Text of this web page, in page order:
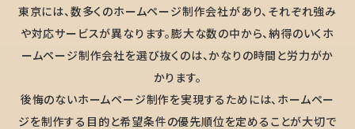
東京には、数多くのホームページ制作会社があり、それぞれ強み
や対応サービスが異なります。膨大な数の中から、納得のいくホ
ームページ制作会社を選び抜くのは、かなりの時間と労力がか
かります。
後悔のないホームページ制作を実現するためには、ホームペー
ジを制作する目的と希望条件の優先順位を定めることが大切で